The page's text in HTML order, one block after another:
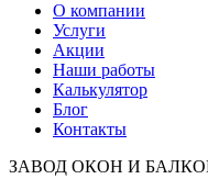
О компании
Услуги
Акции
Наши работы
Калькулятор
Блог
Контакты
ЗАВОД ОКОН И